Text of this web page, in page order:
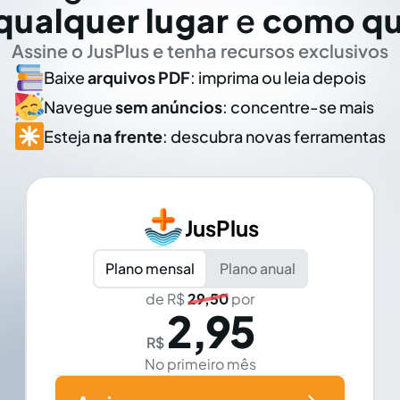
lugar e como
Assine o JusPlus e tenha recursos exclusivos
Baixearquivos PDF: imprima ou leia depois
Naveguesem anúncios: concentre-se mais
Esteja na frente: descubra novas ferramentas
JusPlus
Plano mensal
Plano anual
de R$29,50por
R$ 2,95
No primeiro mês